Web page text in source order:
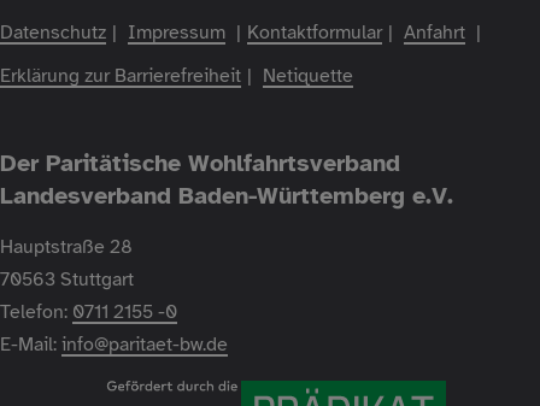
Fußzeile
Datenschutz Impressum Kontaktformular
Anfahrt
Erklärung zur Barrierefreiheit
Netiquette
Der Paritätische Wohlfahrtsverband
Landesverband Baden-Württemberg e.V.
Hauptstraße 28
70563 Stuttgart
Telefon: 0711 2155 -0
E-Mail: info@paritaet-bw.de